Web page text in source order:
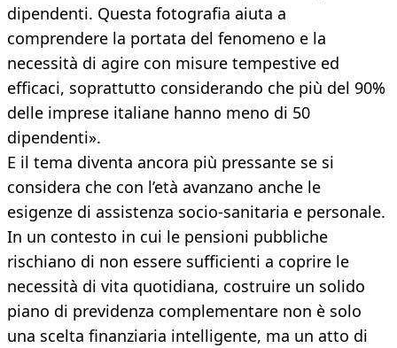
dipendenti. Questa fotografia aiuta a
comprendere la portata del fenomeno e la
necessità di agire con misure tempestive ed
efficaci, soprattutto considerando che più del 90%
delle imprese italiane hanno meno di 50
dipendenti».
E il tema diventa ancora più pressante se si
considera che con l’età avanzano anche le
esigenze di assistenza socio-sanitaria e personale.
In un contesto in cui le pensioni pubbliche
rischiano di non essere sufficienti a coprire le
necessità di vita quotidiana, costruire un solido
piano di previdenza complementare non è solo
una scelta finanziaria intelligente, ma un atto di